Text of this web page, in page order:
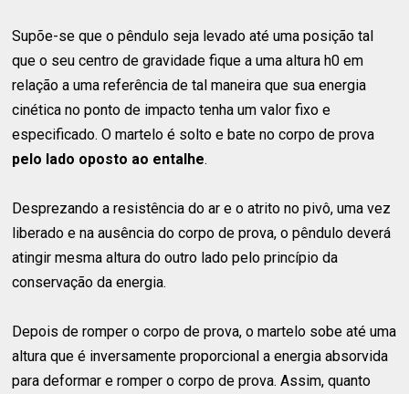
Supõe-se que o pêndulo seja levado até uma posição tal
que o seu centro de gravidade fique a uma altura h0 em
relação a uma referência de tal maneira que sua energia
cinética no ponto de impacto tenha um valor fixo e
especificado. O martelo é solto e bate no corpo de prova
pelo lado oposto ao entalhe.
Desprezando a resistência do ar e o atrito no pivô, uma vez
liberado e na ausência do corpo de prova, o pêndulo deverá
atingir mesma altura do outro lado pelo princípio da
conservação da energia.
Depois de romper o corpo de prova, o martelo sobe até uma
altura que é inversamente proporcional a energia absorvida
para deformar e romper o corpo de prova. Assim, quanto